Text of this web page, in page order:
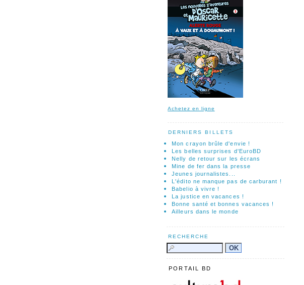
Achetez en ligne
DERNIERS BILLETS
Mon crayon brûle d'envie !
Les belles surprises d'EuroBD
Nelly de retour sur les écrans
Mine de fer dans la presse
Jeunes journalistes...
L'édito ne manque pas de carburant !
Babelio à vivre !
La justice en vacances !
Bonne santé et bonnes vacances !
Ailleurs dans le monde
RECHERCHE
PORTAIL BD